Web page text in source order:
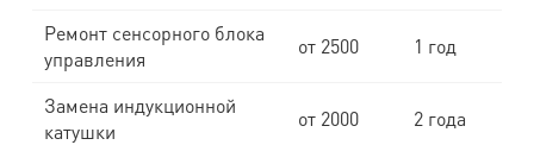
Ремонт сенсорного блока
управления
от 2500 1 год
Замена индукционной
катушки
от 2000 2 года